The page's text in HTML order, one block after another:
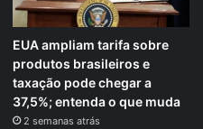
EUA ampliam tarifa sobre
produtos brasileiros e
taxação pode chegar a
37,5%; entenda o que muda
2 semanas atrás